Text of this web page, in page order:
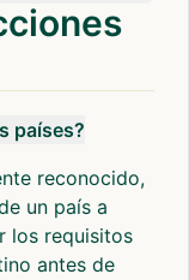
países?
reconocido,
un país a
los requisitos
antes de